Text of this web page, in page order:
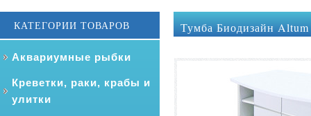
КАТЕГОРИИ ТОВАРОВ
Аквариумные рыбки
Креветки, раки, крабы и
улитки
Тумба Биодизайн